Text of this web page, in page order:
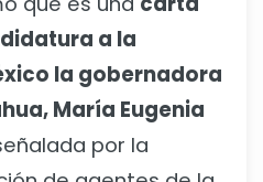
a la
la gobernadora
María Eugenia
por la